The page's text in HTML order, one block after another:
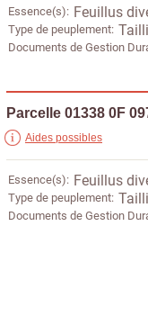
Essence(s) Feuillus
Type de peuplement
Documents de Gestion
Parcelle 01338 0F
Aides possibles
Essence(s) Feuillus
Type de peuplement
Documents de Gestion